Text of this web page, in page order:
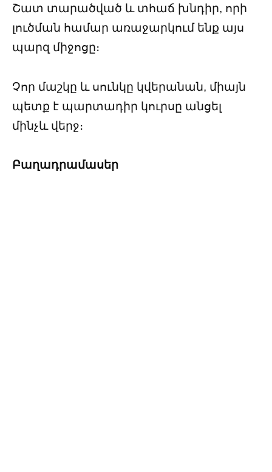
Շատ տարածված և տհաճ խնդիր, որի
լուծման համար առաջարկում ենք այս
պարզ միջոցը։
Չոր մաշկը և սունկը կվերանան, միայն
պետք է պարտադիր կուրսը անցել
մինչև վերջ։
Բաղադրամասեր